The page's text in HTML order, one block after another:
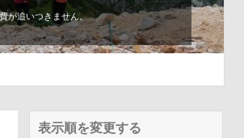
が追いつきません。
表示順を変更する